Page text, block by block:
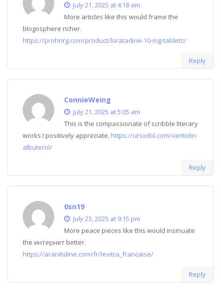
July 21, 2025 at 4:18 am
More articles like this would frame the
blogosphere richer.
https://prohnrg.com/product/loratadine-10-mg-tablets/
Reply
ConnieWeing
July 21, 2025 at 5:05 am
This is the compassionate of scribble literary
works I positively appreciate. https://ursxdol.com/ventolin-
albuterol/
Reply
0sn19
July 23, 2025 at 9:15 pm
More peace pieces like this would insinuate
the интернет better.
https://aranitidine.com/fr/levitra_francaise/
Reply